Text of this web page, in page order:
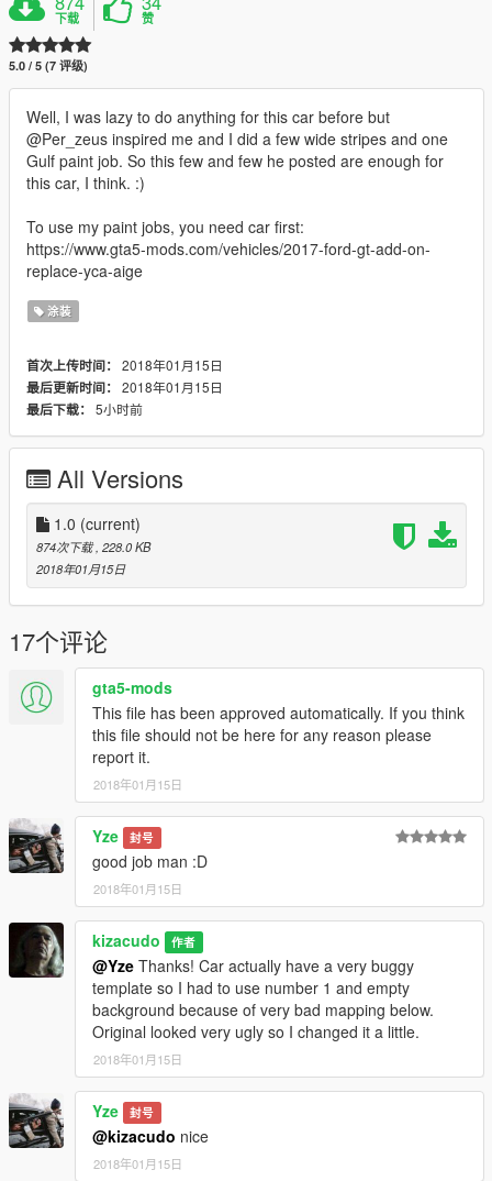
下载 赞
5.0 / 5 (7 评级)
Well, I was lazy to do anything for this car before but
@Per_zeus inspired me and I did a few wide stripes and one
Gulf paint job. So this few and few he posted are enough for
this car, I think. :)
To use my paint jobs, you need car first:
https://www.gta5-mods.com/vehicles/2017-ford-gt-add-on-
replace-yca-aige
涂装
首次上传时间： 2018年01月15日
最后更新时间： 2018年01月15日
最后下载： 5小时前
All Versions
1.0 (current)
874次下载 , 228.0 KB
2018年01月15日
17个评论
gta5-mods
This file has been approved automatically. If you think
this file should not be here for any reason please
report it.
2018年01月15日
Yze 封号
good job man :D
2018年01月15日
kizacudo 作者
@Yze Thanks! Car actually have a very buggy
template so I had to use number 1 and empty
background because of very bad mapping below.
Original looked very ugly so I changed it a little.
2018年01月15日
Yze 封号
@kizacudo nice
2018年01月15日